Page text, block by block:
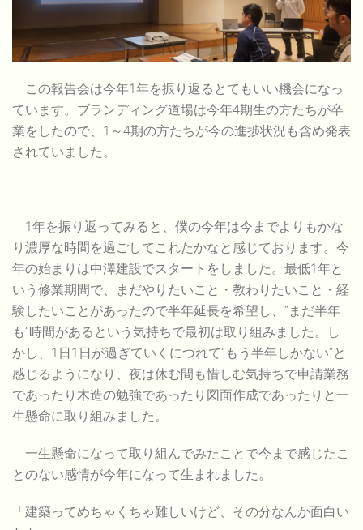
この報告会は今年1年を振り返るとてもいい機会になっ
ています。ブランディング道場は今年4期生の方たちが卒
業をしたので、1～4期の方たちが今の進捗状況も含め発表
されていました。
1年を振り返ってみると、僕の今年は今までよりもかな
り濃厚な時間を過ごしてこれたかなと感じております。今
年の始まりは中澤建設でスタートをしました。最低1年と
いう修業期間で、まだやりたいこと・教わりたいこと・経
験したいことがあったので半年延長を希望し、”まだ半年
も”時間があるという気持ちで最初は取り組みました。し
かし、1日1日が過ぎていくにつれて”もう半年しかない”と
感じるようになり、夜は休む間も惜しむ気持ちで申請業務
であったり木造の勉強であったり図面作成であったりと一
生懸命に取り組みました。
一生懸命になって取り組んでみたことで今まで感じたこ
とのない感情が今年になって生まれました。
「建築ってめちゃくちゃ難しいけど、その分なんか面白い